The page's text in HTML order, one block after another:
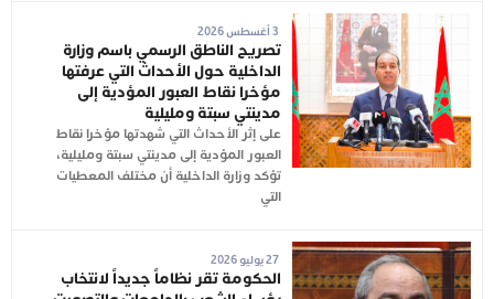
تصريح الناطق الرسمي باسم وزارة
الداخلية حول الأحداث التي عرفتها
مؤخرا نقاط العبور المؤدية إلى
مدينتي سبتة ومليلية
على إثر الأحداث التي شهدتها مؤخرا نقاط
العبور المؤدية إلى مدينتي سبتة ومليلية،
تؤكد وزارة الداخلية أن مختلف المعطيات
التي
27 يوليو 2026
الحكومة تقر نظاماً جديداً لانتخاب